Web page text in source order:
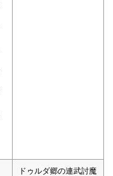
ドゥルダ郷の連武討魔